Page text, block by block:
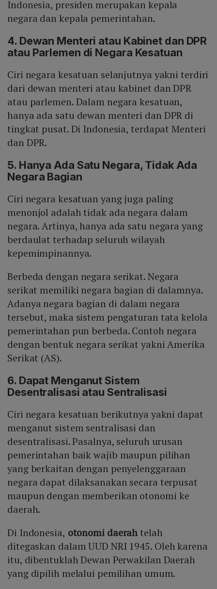
Indonesia, presiden merupakan kepala
negara dan kepala pemerintahan.
4. Dewan Menteri atau Kabinet dan DPR
atau Parlemen di Negara Kesatuan
Ciri negara kesatuan selanjutnya yakni terdiri
dari dewan menteri atau kabinet dan DPR
atau parlemen. Dalam negara kesatuan,
hanya ada satu dewan menteri dan DPR di
tingkat pusat. Di Indonesia, terdapat Menteri
dan DPR.
5. Hanya Ada Satu Negara, Tidak Ada
Negara Bagian
Ciri negara kesatuan yang juga paling
menonjol adalah tidak ada negara dalam
negara. Artinya, hanya ada satu negara yang
berdaulat terhadap seluruh wilayah
kepemimpinannya.
Berbeda dengan negara serikat. Negara
serikat memiliki negara bagian di dalamnya.
Adanya negara bagian di dalam negara
tersebut, maka sistem pengaturan tata kelola
pemerintahan pun berbeda. Contoh negara
dengan bentuk negara serikat yakni Amerika
Serikat (AS).
6. Dapat Menganut Sistem
Desentralisasi atau Sentralisasi
Ciri negara kesatuan berikutnya yakni dapat
menganut sistem sentralisasi dan
desentralisasi. Pasalnya, seluruh urusan
pemerintahan baik wajib maupun pilihan
yang berkaitan dengan penyelenggaraan
negara dapat dilaksanakan secara terpusat
maupun dengan memberikan otonomi ke
daerah.
Di Indonesia, otonomi daerahtelah
ditegaskan dalam UUD NRI 1945. Oleh karena
itu, dibentuklah Dewan Perwakilan Daerah
yang dipilih melalui pemilihan umum.